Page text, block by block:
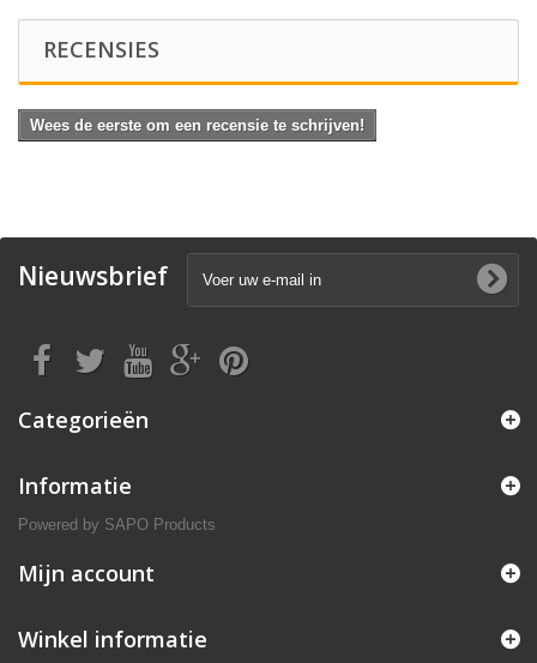
RECENSIES
Wees de eerste om een recensie te schrijven!
Nieuwsbrief
Categorieën
Informatie
Powered by SAPO Products
Mijn account
Winkel informatie